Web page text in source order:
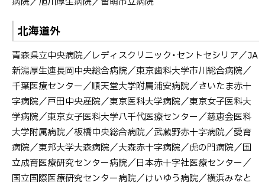
北海道外
青森県立中央病院／レディスクリニック・セントセシリア／JA
新潟厚生連長岡中央総合病院／東京歯科大学市川総合病院／
千葉医療センター／順天堂大学附属浦安病院／さいたま赤十
字病院／戸田中央産院／東京医科大学病院／東京女子医科大
学病院／東京女子医科大学八千代医療センター／慈恵会医科
大学附属病院／板橋中央総合病院／武蔵野赤十字病院／愛育
病院／東邦大学大森病院／大森赤十字病院／虎の門病院／国
立成育医療研究センター病院／日本赤十字社医療センター／
国立国際医療研究センター病院／けいゆう病院／横浜みなと